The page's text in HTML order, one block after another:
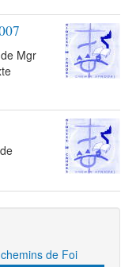
Mgr
de Foi